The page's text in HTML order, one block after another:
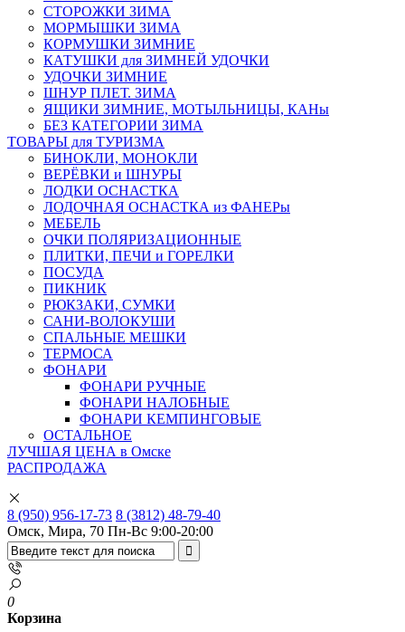
СТОРОЖКИ ЗИМА
МОРМЫШКИ ЗИМА
КОРМУШКИ ЗИМНИЕ
КАТУШКИ для ЗИМНЕЙ УДОЧКИ
УДОЧКИ ЗИМНИЕ
ШНУР ПЛЕТ. ЗИМА
ЯЩИКИ ЗИМНИЕ, МОТЫЛЬНИЦЫ, КАНы
БЕЗ КАТЕГОРИИ ЗИМА
ТОВАРЫ для ТУРИЗМА
БИНОКЛИ, МОНОКЛИ
ВЕРЁВКИ и ШНУРЫ
ЛОДКИ ОСНАСТКА
ЛОДОЧНАЯ ОСНАСТКА из ФАНЕРы
МЕБЕЛЬ
ОЧКИ ПОЛЯРИЗАЦИОННЫЕ
ПЛИТКИ, ПЕЧИ и ГОРЕЛКИ
ПОСУДА
ПИКНИК
РЮКЗАКИ, СУМКИ
САНИ-ВОЛОКУШИ
СПАЛЬНЫЕ МЕШКИ
ТЕРМОСА
ФОНАРИ
ФОНАРИ РУЧНЫЕ
ФОНАРИ НАЛОБНЫЕ
ФОНАРИ КЕМПИНГОВЫЕ
ОСТАЛЬНОЕ
ЛУЧШАЯ ЦЕНА в Омске
РАСПРОДАЖА
8 (950) 956-17-73 8 (3812) 48-79-40
Омск, Мира, 70 Пн-Вс 9:00-20:00
0
Корзина